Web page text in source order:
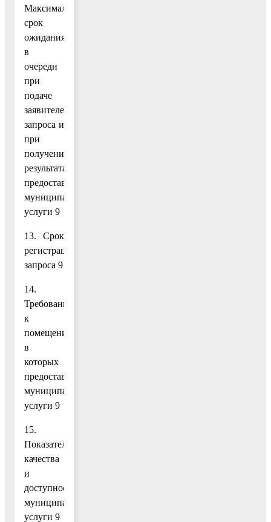
Максимальный
срок
ожидания
в
очереди
при
подаче
заявителем
запроса и
при
получении
результата
предоставления
муниципальной
услуги 9
13. Срок
регистрации
запроса 9
14.
Требования
к
помещениям,
в
которых
предоставляются
муниципальные
услуги 9
15.
Показатели
качества
и
доступности
муниципальной
услуги 9